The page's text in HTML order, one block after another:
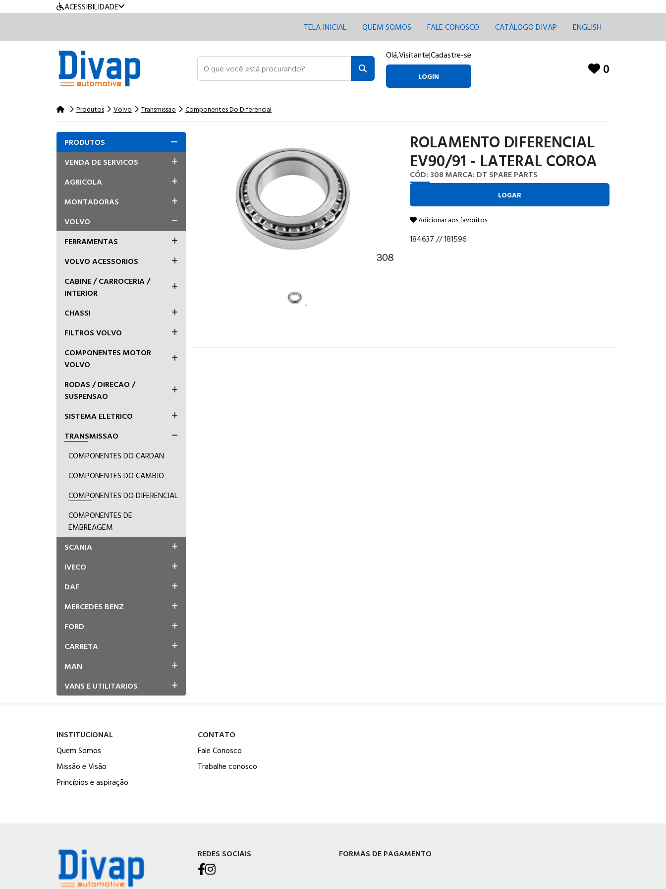
ACESSIBILIDADE
TELA INICIAL
QUEM SOMOS FALE CONOSCO CATÁLOGO DIVAP ENGLISH
O que você está procurando? Olá,Visitante|Cadastre-se
LOGIN 0
Produtos Volvo Transmissao Componentes Do Diferencial
PRODUTOS
VENDA DE SERVICOS
AGRICOLA
MONTADORAS
VOLVO
FERRAMENTAS
VOLVO ACESSORIOS
CABINE / CARROCERIA /
INTERIOR
CHASSI
FILTROS VOLVO
COMPONENTES MOTOR
VOLVO
RODAS / DIRECAO /
SUSPENSAO
SISTEMA ELETRICO
TRANSMISSAO
COMPONENTES DO CARDAN
COMPONENTES DO CAMBIO
COMPONENTES DO DIFERENCIAL
COMPONENTES DE
EMBREAGEM
SCANIA
IVECO
DAF
MERCEDES BENZ
FORD
CARRETA
MAN
VANS E UTILITARIOS
ROLAMENTO DIFERENCIAL
EV90/91 - LATERAL COROA
CÓD: 308 MARCA: DT SPARE PARTS
LOGAR
Adicionar aos favoritos
184637 // 181596
INSTITUCIONAL
Quem Somos
Missão e Visão
Princípios e aspiração
CONTATO
Fale Conosco
Trabalhe conosco
REDES SOCIAIS FORMAS DE PAGAMENTO